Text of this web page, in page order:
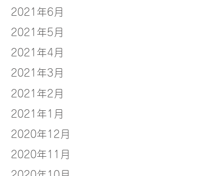
2021年6月
2021年5月
2021年4月
2021年3月
2021年2月
2021年1月
2020年12月
2020年11月